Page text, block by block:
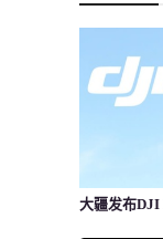
大疆发布DJI